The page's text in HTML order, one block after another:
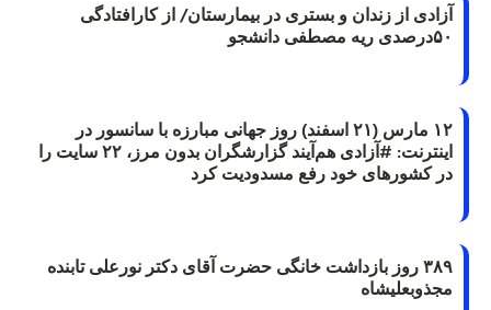
آزادی از زندان و بستری در بیمارستان/ از کارافتادگی
۵۰درصدی ریه مصطفی دانشجو
۱۲ مارس (۲۱ اسفند) روز جهانی مبارزه با سانسور در
اینترنت: #آزادی هم‌آیند گزارشگران‌ بدون مرز، ۲۲ سایت را
در کشورهای خود رفع مسدودیت کرد
۳۸۹ روز بازداشت خانگی حضرت آقای دکتر نورعلی تابنده
مجذوبعلیشاه